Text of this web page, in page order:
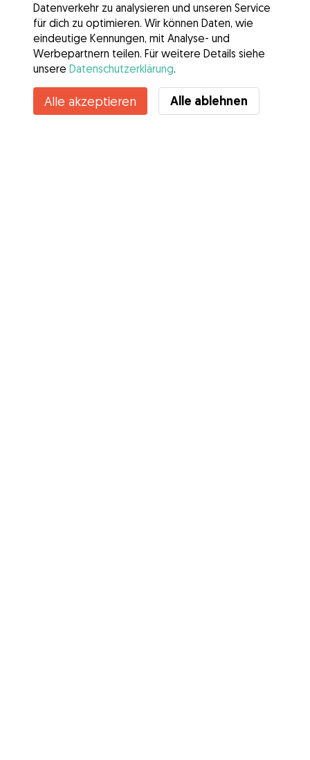
Kontakt
Kennst du die Vorteile von Gudog? Mehr sehen
Datenverkehr zu analysieren und unseren Service
für dich zu optimieren. Wir können Daten, wie
eindeutige Kennungen, mit Analyse- und
Werbepartnern teilen. Für weitere Details siehe
unsere Datenschutzerklärung.
Alle akzeptieren Alle ablehnen